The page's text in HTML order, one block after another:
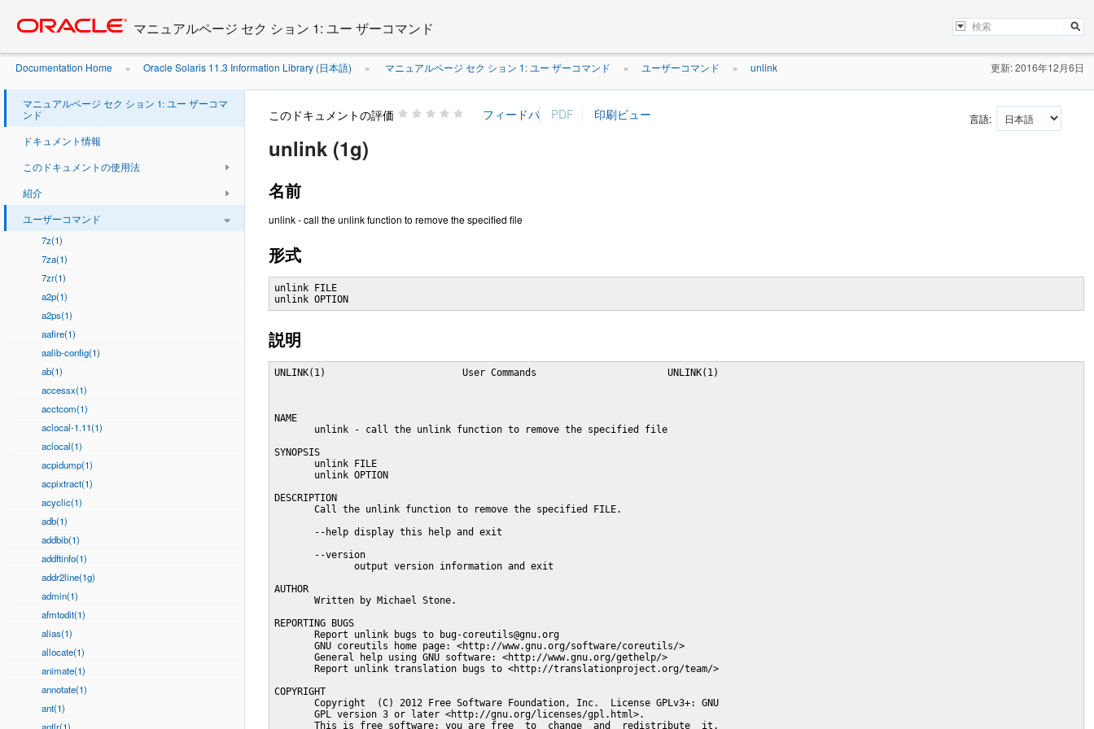
content
マニュアルページ セク ション 1: ユー ザーコマンド
Documentation Home » Oracle Solaris 11.3 Information Library (日本語) » マニュアルページ セク ション 1: ユー ザーコマンド » ユーザーコマンド » unlink 更新: 2016年12月6日
マニュアルページ セク ション 1: ユー ザーコマ
ンド
ドキュメント情報
このドキュメントの使用法
紹介
ユーザーコマンド
7z(1)
7za(1)
7zr(1)
a2p(1)
a2ps(1)
aafire(1)
aalib-config(1)
ab(1)
accessx(1)
acctcom(1)
aclocal-1.11(1)
aclocal(1)
acpidump(1)
acpixtract(1)
acyclic(1)
adb(1)
addbib(1)
addftinfo(1)
addr2line(1g)
admin(1)
afmtodit(1)
alias(1)
allocate(1)
animate(1)
annotate(1)
ant(1)
このドキュメントの評価 言語:
unlink (1g)
名前
unlink - call the unlink function to remove the specified file
形式
unlink FILE
unlink OPTION
説明
UNLINK(1)                        User Commands                       UNLINK(1)
NAME
       unlink - call the unlink function to remove the specified file
SYNOPSIS
       unlink FILE
       unlink OPTION
DESCRIPTION
       Call the unlink function to remove the specified FILE.
       --help display this help and exit
       --version
              output version information and exit
AUTHOR
       Written by Michael Stone.
REPORTING BUGS
       Report unlink bugs to bug-coreutils@gnu.org
       GNU coreutils home page: <http://www.gnu.org/software/coreutils/>
       General help using GNU software: <http://www.gnu.org/gethelp/>
       Report unlink translation bugs to <http://translationproject.org/team/>
COPYRIGHT
       Copyright  (C) 2012 Free Software Foundation, Inc.  License GPLv3+: GNU
       GPL version 3 or later <http://gnu.org/licenses/gpl.html>.
       This is free software: you are free  to  change  and  redistribute  it.